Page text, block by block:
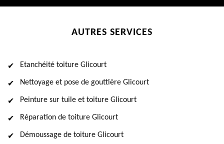
AUTRES SERVICES
Etanchéité toiture Glicourt
Nettoyage et pose de gouttière Glicourt
Peinture sur tuile et toiture Glicourt
Réparation de toiture Glicourt
Démoussage de toiture Glicourt